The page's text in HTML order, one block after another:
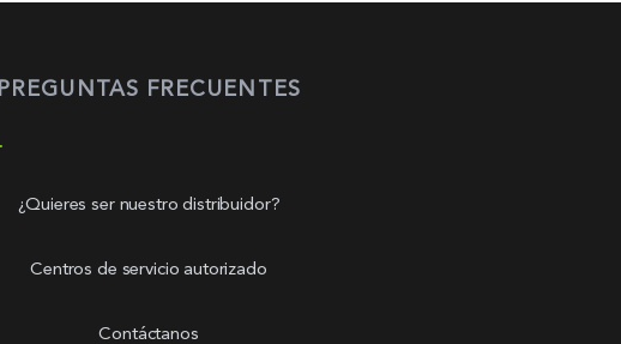
PREGUNTAS FRECUENTES
¿Quieres ser nuestro distribuidor?
Centros de servicio autorizado
Contáctanos